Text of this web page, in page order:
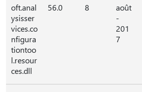
oft.anal
ysisser
vices.co
nfigura
tiontoo
l.resour
ces.dll
56.0
8
août
-
201
7